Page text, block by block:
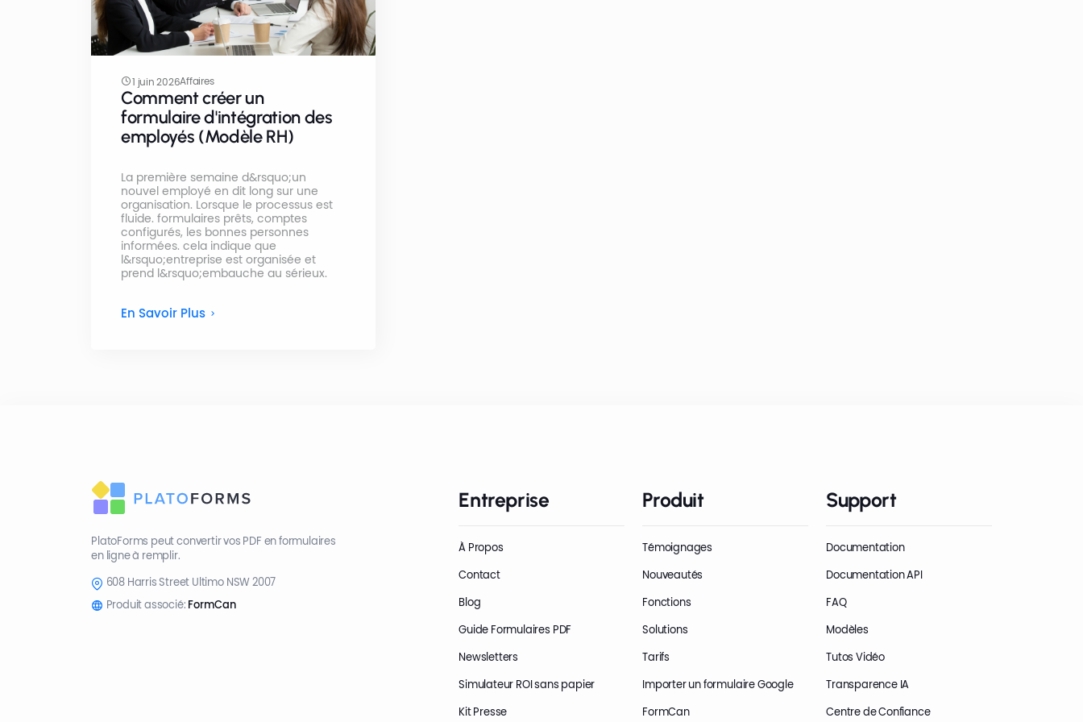
1 juin 2026Affaires
Comment créer un
formulaire d'intégration des
employés (Modèle RH)
La première semaine d&rsquo;un
nouvel employé en dit long sur une
organisation. Lorsque le processus est
fluide. formulaires prêts, comptes
configurés, les bonnes personnes
informées. cela indique que
l&rsquo;entreprise est organisée et
prend l&rsquo;embauche au sérieux.
En Savoir Plus
PlatoForms peut convertir vos PDF en formulaires
en ligne à remplir.
608 Harris Street Ultimo NSW 2007
Produit associé: FormCan
Entreprise
À Propos
Contact
Blog
Guide Formulaires PDF
Newsletters
Simulateur ROI sans papier
Kit Presse
Produit
Témoignages
Nouveautés
Fonctions
Solutions
Tarifs
Importer un formulaire Google
FormCan
Support
Documentation
Documentation API
FAQ
Modèles
Tutos Vidéo
Transparence IA
Centre de Confiance